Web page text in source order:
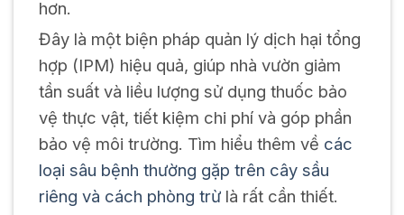
hơn.
Đây là một biện pháp quản lý dịch hại tổng
hợp (IPM) hiệu quả, giúp nhà vườn giảm
tần suất và liều lượng sử dụng thuốc bảo
vệ thực vật, tiết kiệm chi phí và góp phần
bảo vệ môi trường. Tìm hiểu thêm về các
loại sâu bệnh thường gặp trên cây sầu
riêng và cách phòng trừlà rất cần thiết.